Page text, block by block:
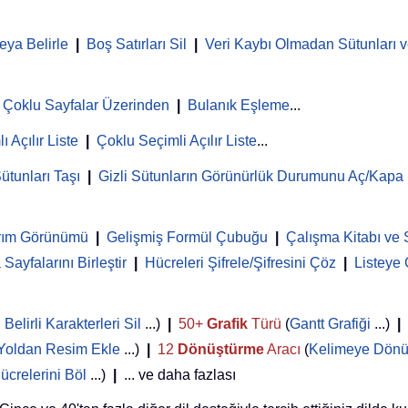
Belirle Boş Satırları Sil Veri Kaybı Olmadan Sütunları
Çoklu Sayfalar Üzerinden Bulanık Eşleme...
Açılır Liste Çoklu Seçimli Açılır Liste...
Taşı Gizli Sütunların Görünürlük Durumunu Aç/Kapa
Görünümü Gelişmiş Formül Çubuğu
Çalışma Kitabı
Sayfalarını Birleştir
Hücreleri Şifrele/Şifresini Çöz Listeye
Belirli Karakterleri Sil ...) 50+ Grafik Türü (Gantt Grafiği ...)
Resim Ekle ...) 12 DönüştürmeAracı (Kelimeye
Böl ...) ... ve daha fazlası